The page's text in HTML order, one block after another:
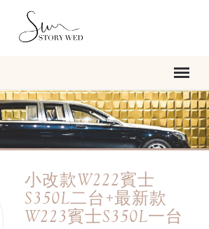
小改款W222賓士
S350L二台+最新款
W223賓士S350L一台